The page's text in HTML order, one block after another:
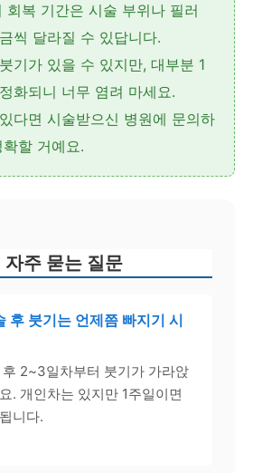
회복 기간은 시술 부위나 필러
씩 달라질 수 있답니다.
기가 있을 수 있지만, 대부분 1
화되니 너무 염려 마세요.
다면 시술받으신 병원에 문의하
할 거예요.
자주 묻는 질문
후 붓기는 언제쯤 빠지기 시
후 2~3일차부터 붓기가 가라앉
. 개인차는 있지만 1주일이면
니다.